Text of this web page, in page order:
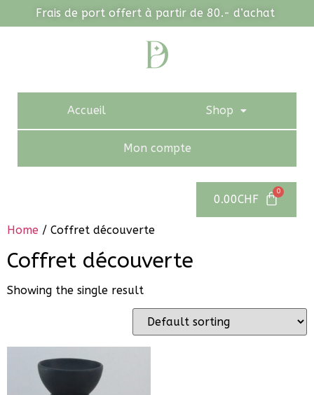
Frais de port offert à partir de 80.- d’achat
Accueil Shop
Mon compte
0.00CHF
Home / Coffret découverte
Coffret découverte
Showing the single result